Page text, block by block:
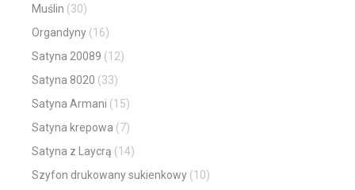
Muślin (30)
Organdyny (16)
Satyna 20089 (12)
Satyna 8020 (33)
Satyna Armani (15)
Satyna krepowa (7)
Satyna z Laycrą (14)
Szyfon drukowany sukienkowy (10)